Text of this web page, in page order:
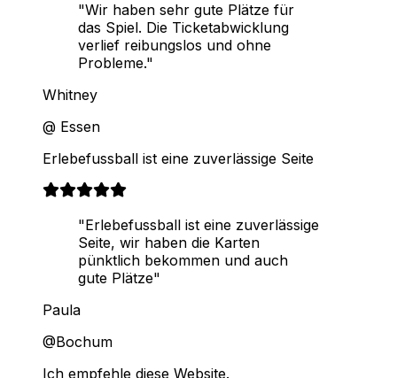
"Wir haben sehr gute Plätze für
das Spiel. Die Ticketabwicklung
verlief reibungslos und ohne
Probleme."
Whitney
@ Essen
Erlebefussball ist eine zuverlässige Seite
"Erlebefussball ist eine zuverlässige
Seite, wir haben die Karten
pünktlich bekommen und auch
gute Plätze"
Paula
@Bochum
Ich empfehle diese Website.